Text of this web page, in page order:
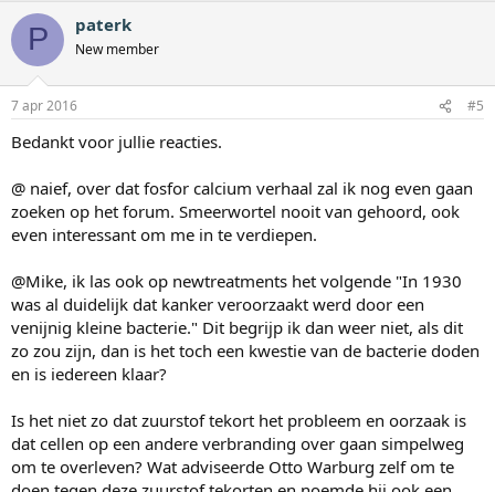
P paterk
New member
7 apr 2016 #5
Bedankt voor jullie reacties.
@ naief, over dat fosfor calcium verhaal zal ik nog even gaan
zoeken op het forum. Smeerwortel nooit van gehoord, ook
even interessant om me in te verdiepen.
@Mike, ik las ook op newtreatments het volgende "In 1930
was al duidelijk dat kanker veroorzaakt werd door een
venijnig kleine bacterie." Dit begrijp ik dan weer niet, als dit
zo zou zijn, dan is het toch een kwestie van de bacterie doden
en is iedereen klaar?
Is het niet zo dat zuurstof tekort het probleem en oorzaak is
dat cellen op een andere verbranding over gaan simpelweg
om te overleven? Wat adviseerde Otto Warburg zelf om te